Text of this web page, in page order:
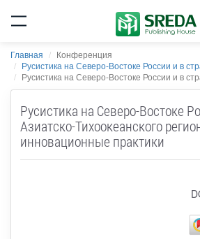
Главная
Конференция
Русистика на Северо-Востоке России и в
Русистика на Северо-Востоке России и в
Русистика на Северо-Востоке
Азиатско-Тихоокеанского
инновационные практики